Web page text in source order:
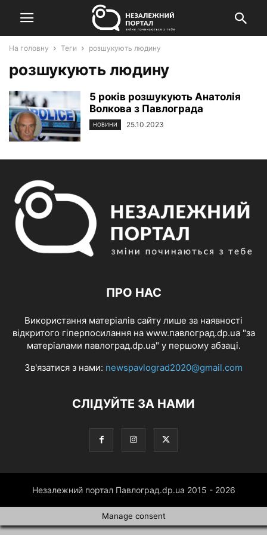
На головну Теги розшукують людину
розшукують людину
5 років розшукують Анатолія
Волкова з Павлограда
НОВИНИ 25.10.2023
ПРО НАС
Використання матеріалів сайту лише за наявності
відкритого гіперпосилання на www.павлоград.dp.ua "за
матеріалами павлоград.dp.ua" у першому абзаці.
Зв'язатися з нами: newspavlograd2020@gmail.com
СЛІДУЙТЕ ЗА НАМИ
Незалежний портал Павлоград.dp.ua 2015 - 2026
Manage consent